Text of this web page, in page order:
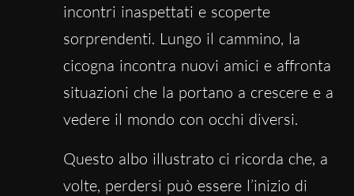
incontri inaspettati e scoperte
sorprendenti. Lungo il cammino, la
cicogna incontra nuovi amici e affronta
situazioni che la portano a crescere e a
vedere il mondo con occhi diversi.
Questo albo illustrato ci ricorda che, a
volte, perdersi può essere l’inizio di